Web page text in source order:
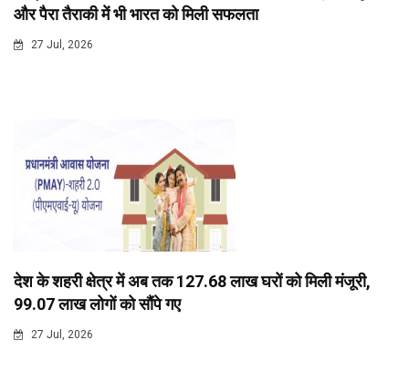
और पैरा तैराकी में भी भारत को मिली सफलता
27 Jul, 2026
देश के शहरी क्षेत्र में अब तक 127.68 लाख घरों को मिली मंजूरी,
99.07 लाख लोगों को सौंपे गए
27 Jul, 2026